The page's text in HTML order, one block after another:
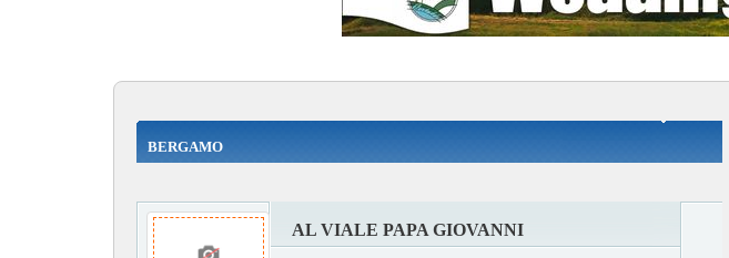
BERGAMO
AL VIALE PAPA GIOVANNI